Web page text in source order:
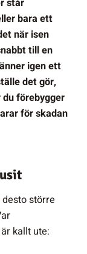
bara ett
när isen
till en
igen ett
det gör,
förebygger
för skadan
större
kallt ute: